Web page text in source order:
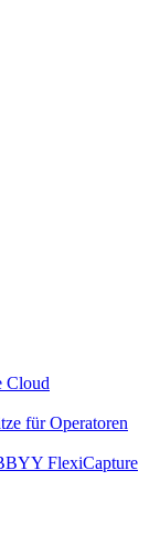
Cloud
für Operatoren
FlexiCapture